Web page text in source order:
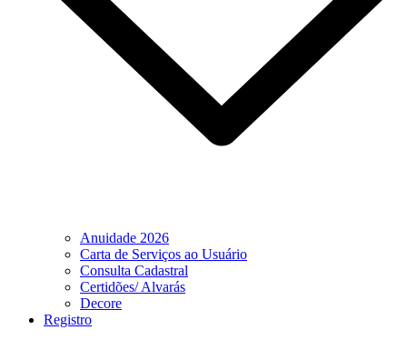
Anuidade 2026
Carta de Serviços ao Usuário
Consulta Cadastral
Certidões/ Alvarás
Decore
Registro